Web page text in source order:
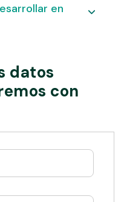
en
datos
con